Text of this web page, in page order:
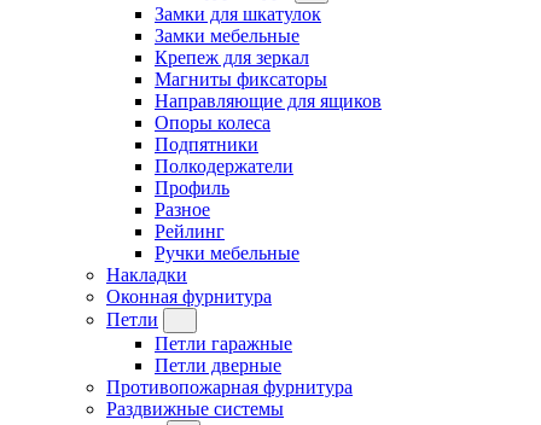
Замки для шкатулок
Замки мебельные
Крепеж для зеркал
Магниты фиксаторы
Направляющие для ящиков
Опоры колеса
Подпятники
Полкодержатели
Профиль
Разное
Рейлинг
Ручки мебельные
Накладки
Оконная фурнитура
Петли
Петли гаражные
Петли дверные
Противопожарная фурнитура
Раздвижные системы